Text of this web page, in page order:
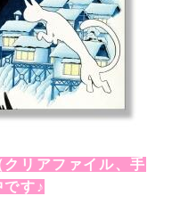
リアファイル、手
す♪